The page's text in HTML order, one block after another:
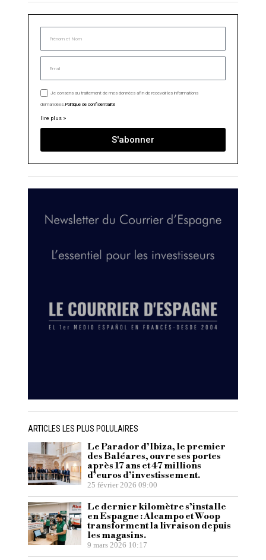
Je consens au traitement de mes données afin de recevoir les informations
demandées.Politique de confidentialité
lire plus >
S'abonner
ARTICLES LES PLUS POLULAIRES
Le Parador d’Ibiza, le premier
des Baléares, ouvre ses portes
après 17 ans et 47 millions
d’euros d’investissement.
25 février 2026 09:00
Le dernier kilomètre s’installe
en Espagne : Alcampo et Woop
transforment la livraison depuis
les magasins.
9 mars 2026 10:17